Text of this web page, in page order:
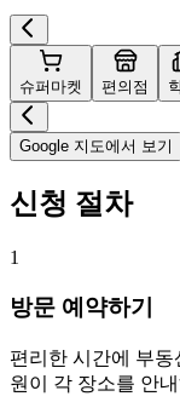
슈퍼마켓 편의점
Google 지도에서 보기
신청 절차
1
방문 예약하기
편리한 시간에 부
원이 각 장소를 안